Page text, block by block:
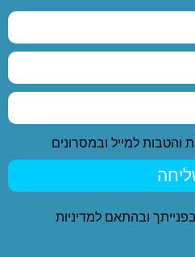
למייל ובמסרונים
ובהתאם למדיניות